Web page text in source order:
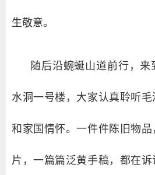
生敬意。
随后沿蜿蜒山道前行，
水洞一号楼，大家认真聆听
和家国情怀。一件件陈旧物
片，一篇篇泛黄手稿，都在